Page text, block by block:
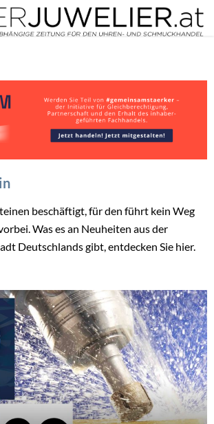
beschäftigt, für den führt kein Weg
Was es an Neuheiten aus der
Deutschlands gibt, entdecken Sie hier.